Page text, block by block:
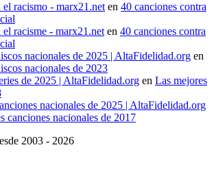
racismo - marx21.neten 40 canciones contra
racisme - marx21.neten 40 canciones contra
nacionales de 2025 | AltaFidelidad.org en
nacionales de 2023
de 2025 | AltaFidelidad.org en Las mejores
nacionales de 2025 | AltaFidelidad.org
canciones nacionales de 2017
2003 - 2026